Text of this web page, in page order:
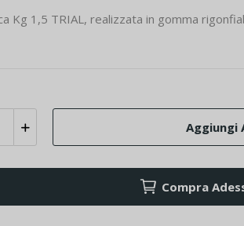
Kg 1,5 TRIAL, realizzata in gomma
Aggiungi
Compra